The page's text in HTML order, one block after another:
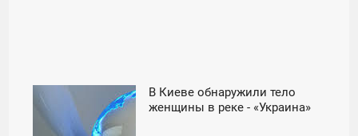
В Киеве обнаружили тело
женщины в реке - «Украина»